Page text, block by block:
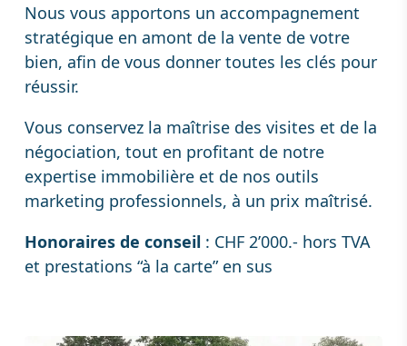
Nous vous apportons un accompagnement
stratégique en amont de la vente de votre
bien, afin de vous donner toutes les clés pour
réussir.
Vous conservez la maîtrise des visites et de la
négociation, tout en profitant de notre
expertise immobilière et de nos outils
marketing professionnels, à un prix maîtrisé.
Honoraires de conseil : CHF 2’000.- hors TVA
et prestations “à la carte” en sus